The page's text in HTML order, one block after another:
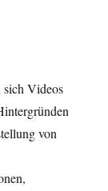
Videos
von